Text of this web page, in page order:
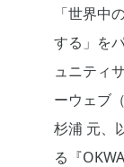
「世界中
する」を
ュニティ
ーウェブ
杉浦 元、
る『